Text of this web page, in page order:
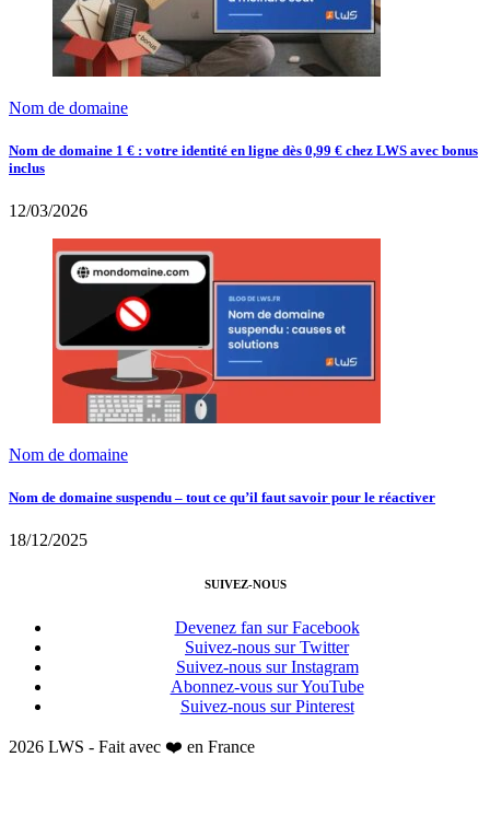
Nom de domaine
Nom de domaine 1 € : votre identité en ligne dès 0,99 € chez LWS avec bonus
inclus
12/03/2026
Nom de domaine
Nom de domaine suspendu – tout ce qu’il faut savoir pour le réactiver
18/12/2025
SUIVEZ-NOUS
Devenez fan sur Facebook
Suivez-nous sur Twitter
Suivez-nous sur Instagram
Abonnez-vous sur YouTube
Suivez-nous sur Pinterest
2026 LWS - Fait avec ❤️ en France